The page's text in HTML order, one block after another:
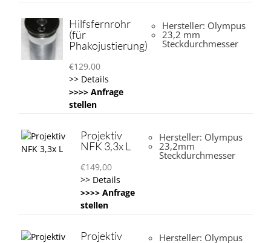
Hilfsfernrohr
(für
Phakojustierung)
€129,00
>> Details
>>>> Anfrage
stellen
Hersteller: Olympus
23,2 mm
Steckdurchmesser
Projektiv
NFK 3,3x L
€149,00
>> Details
>>>> Anfrage
stellen
Hersteller: Olympus
23,2mm
Steckdurchmesser
Projektiv
Hersteller: Olympus